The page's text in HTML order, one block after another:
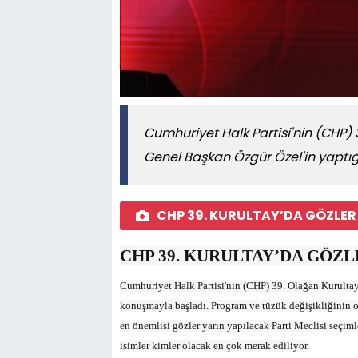
Cumhuriyet Halk Partisi'nin
Genel Başkan Özgür Özel'in
CHP 39. KURULTAY’DA GÖZLER
CHP 39. KURULTAY’DA
Cumhuriyet Halk Partisi'nin (CHP) 39. Olağan
konuşmayla başladı. Program ve tüzük değişikliğinin
en önemlisi gözler yarın yapılacak Parti Meclisi
isimler kimler olacak en çok merak ediliyor.